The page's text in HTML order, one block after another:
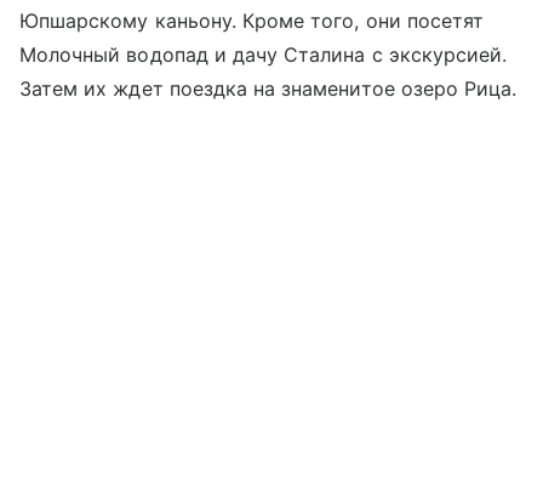
Юпшарскому каньону. Кроме того, они посетят
Молочный водопад и дачу Сталина с экскурсией.
Затем их ждет поездка на знаменитое озеро Рица.